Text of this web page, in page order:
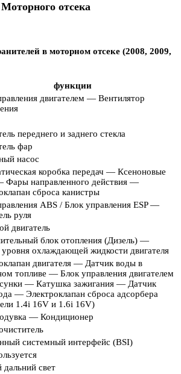
Моторного отсека
в моторном отсеке (2008, 2009,
функции
двигателем — Вентилятор
переднего и заднего стекла
фар
насос
коробка передач — Ксеноновые
направленного действия —
сброса канистры
ABS / Блок управления ESP —
руля
двигатель
блок отопления (Дизель) —
уровня охлаждающей жидкости двигателя
двигателя — Датчик воды в
топливе — Блок управления двигателем
— Катушка зажигания — Датчик
— Электроклапан сброса адсорбера
1.4i 16V и 1.6i 16V)
— Кондиционер
системный интерфейс (BSI)
свет